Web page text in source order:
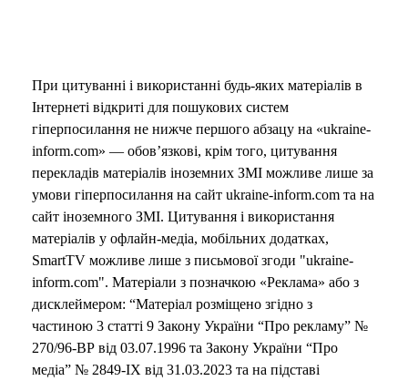
При цитуванні і використанні будь-яких матеріалів в
Інтернеті відкриті для пошукових систем
гіперпосилання не нижче першого абзацу на «ukraine-
inform.com» — обов’язкові, крім того, цитування
перекладів матеріалів іноземних ЗМІ можливе лише за
умови гіперпосилання на сайт ukraine-inform.com та на
сайт іноземного ЗМІ. Цитування і використання
матеріалів у офлайн-медіа, мобільних додатках,
SmartTV можливе лише з письмової згоди "ukraine-
inform.com". Матеріали з позначкою «Реклама» або з
дисклеймером: “Матеріал розміщено згідно з
частиною 3 статті 9 Закону України “Про рекламу” №
270/96-ВР від 03.07.1996 та Закону України “Про
медіа” № 2849-IX від 31.03.2023 та на підставі